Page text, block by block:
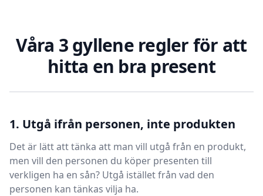
Våra 3 gyllene regler för att
hitta en bra present
1. Utgå ifrån personen, inte produkten
Det är lätt att tänka att man vill utgå från en produkt,
men vill den personen du köper presenten till
verkligen ha en sån? Utgå istället från vad den
personen kan tänkas vilja ha.